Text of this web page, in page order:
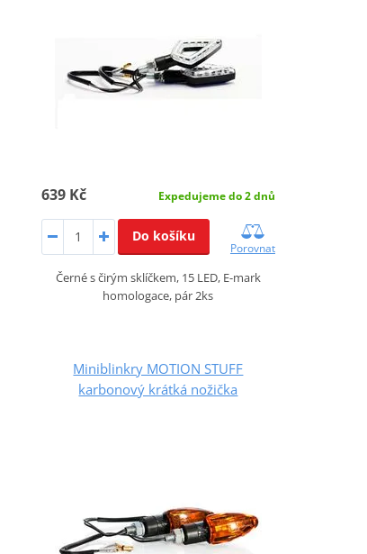
639 Kč Expedujeme do 2 dnů
Do košíku
Porovnat
Černé s čirým sklíčkem, 15 LED, E-mark
homologace, pár 2ks
Miniblinkry MOTION STUFF
karbonový krátká nožička